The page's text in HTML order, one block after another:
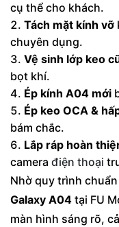
cụ thể cho khách.
Tách mặt kính vỡ
chuyên dụng.
Vệ sinh lớp keo
bọt khí.
Ép kính A04 mới
Ép keo OCA &
bám chắc.
Lắp ráp hoàn
camera điện thoại
Nhờ quy trình
Galaxy A04 tại FU
màn hình sáng rõ,